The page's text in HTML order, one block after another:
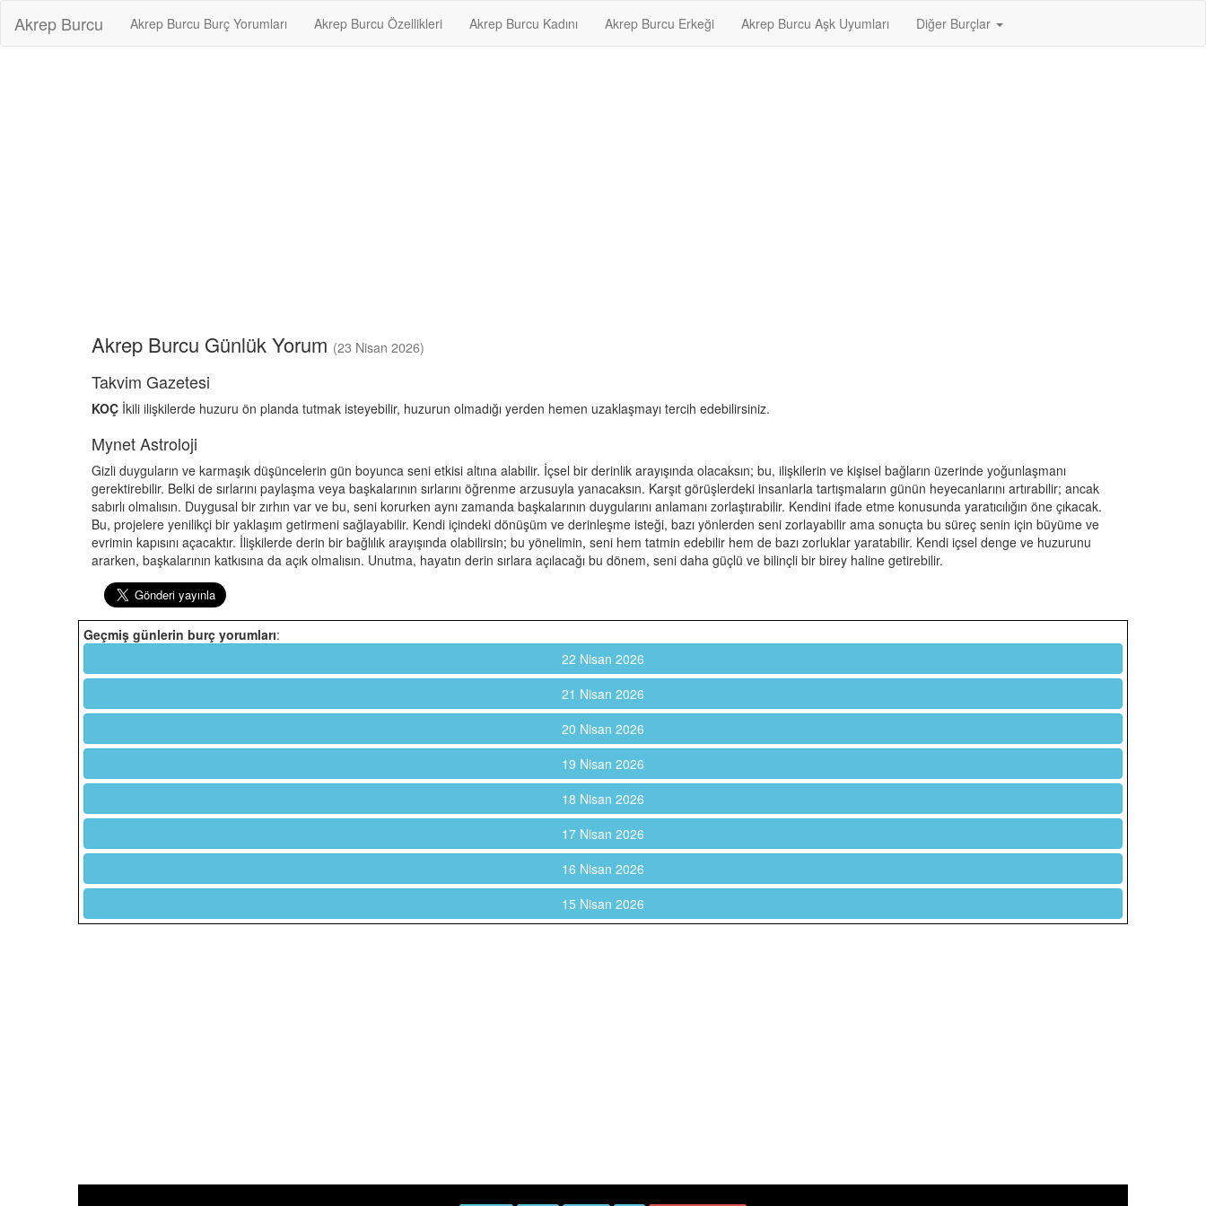
Akrep Burcu Akrep Burcu Burç Yorumları Akrep Burcu Özellikleri Akrep Burcu Kadını Akrep Burcu Erkeği Akrep Burcu Aşk Uyumları Diğer Burçlar
Akrep Burcu Günlük Yorum (23 Nisan 2026)
Takvim Gazetesi
KOÇ İkili ilişkilerde huzuru ön planda tutmak isteyebilir, huzurun olmadığı yerden hemen uzaklaşmayı tercih edebilirsiniz.
Mynet Astroloji
Gizli duyguların ve karmaşık düşüncelerin gün boyunca seni etkisi altına alabilir. İçsel bir derinlik arayışında olacaksın; bu, ilişkilerin ve kişisel bağların üzerinde yoğunlaşmanı
gerektirebilir. Belki de sırlarını paylaşma veya başkalarının sırlarını öğrenme arzusuyla yanacaksın. Karşıt görüşlerdeki insanlarla tartışmaların günün heyecanlarını artırabilir; ancak
sabırlı olmalısın. Duygusal bir zırhın var ve bu, seni korurken aynı zamanda başkalarının duygularını anlamanı zorlaştırabilir. Kendini ifade etme konusunda yaratıcılığın öne çıkacak.
Bu, projelere yenilikçi bir yaklaşım getirmeni sağlayabilir. Kendi içindeki dönüşüm ve derinleşme isteği, bazı yönlerden seni zorlayabilir ama sonuçta bu süreç senin için büyüme ve
evrimin kapısını açacaktır. İlişkilerde derin bir bağlılık arayışında olabilirsin; bu yönelimin, seni hem tatmin edebilir hem de bazı zorluklar yaratabilir. Kendi içsel denge ve huzurunu
ararken, başkalarının katkısına da açık olmalısın. Unutma, hayatın derin sırlara açılacağı bu dönem, seni daha güçlü ve bilinçli bir birey haline getirebilir.
Geçmiş günlerin burç yorumları:
22 Nisan 2026
21 Nisan 2026
20 Nisan 2026
19 Nisan 2026
18 Nisan 2026
17 Nisan 2026
16 Nisan 2026
15 Nisan 2026